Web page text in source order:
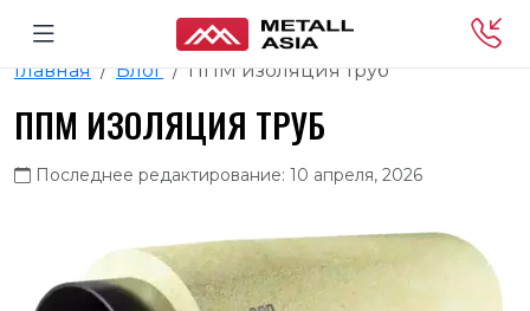
Главная Блог ППМ изоляция труб
ППМ ИЗОЛЯЦИЯ ТРУБ
Последнее редактирование: 10 апреля, 2026